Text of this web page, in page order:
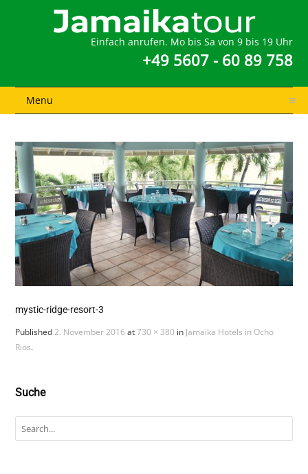
Einfach anrufen. Mo bis Sa von 9 bis 19 Uhr
+49 5607 - 60 89 758
Menu
mystic-ridge-resort-3
Published2. November 2016 at730 × 380 in Jamaika Hotels in Ocho
Rios.
Suche